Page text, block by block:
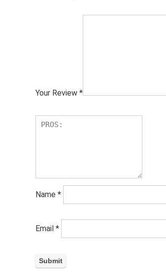
Your Review *
Name *
Email *